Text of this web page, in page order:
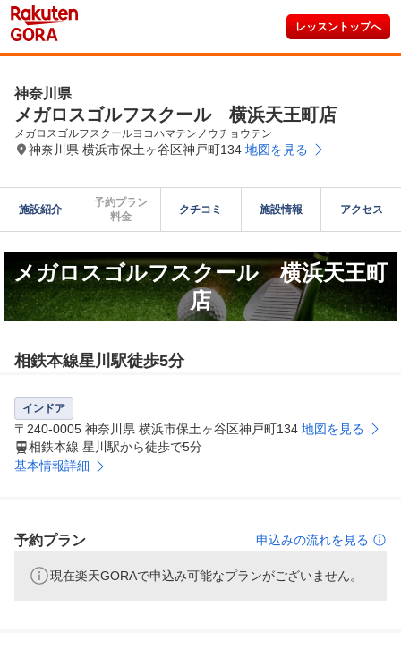
レッスントップへ
神奈川県
メガロスゴルフスクール 横浜天王町店
メガロスゴルフスクールヨコハマテンノウチョウテン
神奈川県 横浜市保土ヶ谷区神戸町134 地図を見る
施設紹介
予約プラン
料金
クチコミ 施設情報 アクセス
メガロスゴルフスクール 横浜天王町
店
相鉄本線星川駅徒歩5分
インドア
〒240-0005 神奈川県 横浜市保土ヶ谷区神戸町134 地図を見る
相鉄本線 星川駅から徒歩で5分
基本情報詳細
予約プラン 申込みの流れを見る
現在楽天GORAで申込み可能なプランがございません。